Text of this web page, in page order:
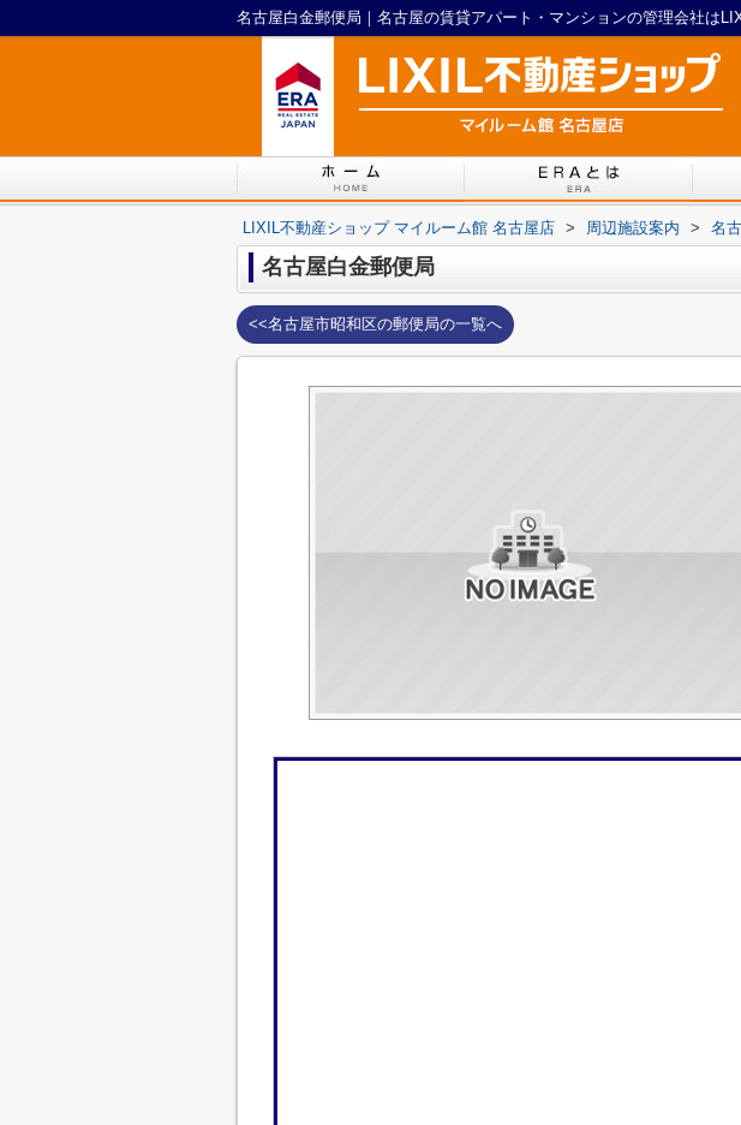
LIXIL不動産ショップ マイルーム館 名古屋店 > 周辺施設案内 > 名
名古屋白金郵便局
<<名古屋市昭和区の郵便局の一覧へ